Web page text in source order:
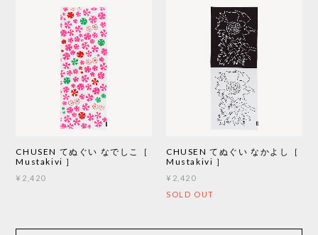
CHUSEN てぬぐい なでしこ［
Mustakivi ］
¥2,420
CHUSEN てぬぐい なかよし［
Mustakivi ］
¥2,420
SOLD OUT